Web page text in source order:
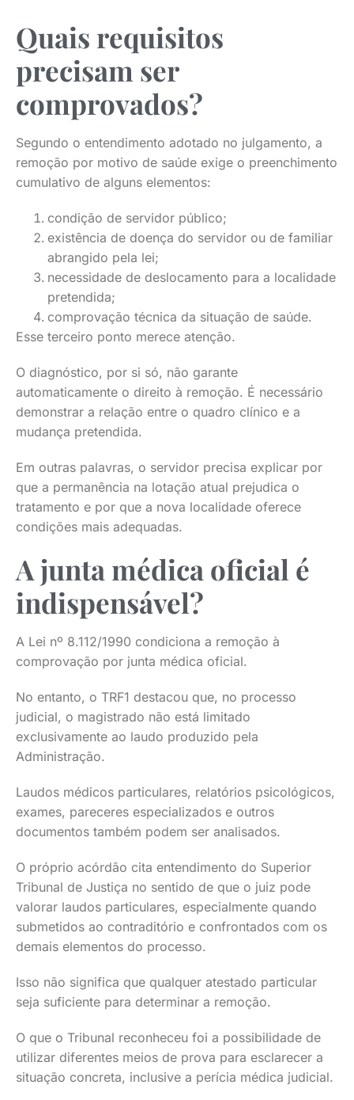
Quais requisitos
precisam ser
comprovados?
Segundo o entendimento adotado no julgamento, a
remoção por motivo de saúde exige o preenchimento
cumulativo de alguns elementos:
condição de servidor público;
existência de doença do servidor ou de familiar
abrangido pela lei;
necessidade de deslocamento para a localidade
pretendida;
comprovação técnica da situação de saúde.
Esse terceiro ponto merece atenção.
O diagnóstico, por si só, não garante
automaticamente o direito à remoção. É necessário
demonstrar a relação entre o quadro clínico e a
mudança pretendida.
Em outras palavras, o servidor precisa explicar por
que a permanência na lotação atual prejudica o
tratamento e por que a nova localidade oferece
condições mais adequadas.
A junta médica oficial é
indispensável?
A Lei nº 8.112/1990 condiciona a remoção à
comprovação por junta médica oficial.
No entanto, o TRF1 destacou que, no processo
judicial, o magistrado não está limitado
exclusivamente ao laudo produzido pela
Administração.
Laudos médicos particulares, relatórios psicológicos,
exames, pareceres especializados e outros
documentos também podem ser analisados.
O próprio acórdão cita entendimento do Superior
Tribunal de Justiça no sentido de que o juiz pode
valorar laudos particulares, especialmente quando
submetidos ao contraditório e confrontados com os
demais elementos do processo.
Isso não significa que qualquer atestado particular
seja suficiente para determinar a remoção.
O que o Tribunal reconheceu foi a possibilidade de
utilizar diferentes meios de prova para esclarecer a
situação concreta, inclusive a perícia médica judicial.